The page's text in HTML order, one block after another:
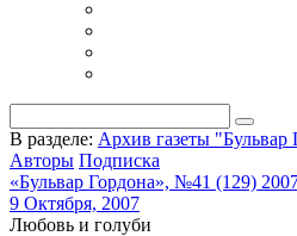
В разделе: Архив газеты "Бульвар
Авторы Подписка
«Бульвар Гордона», №41 (129)
9 Октября, 2007
Любовь и голуби